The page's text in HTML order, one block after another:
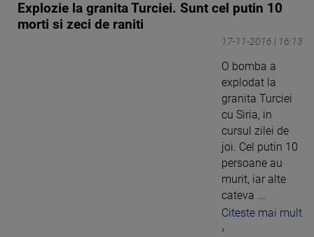
Explozie la granita Turciei. Sunt cel putin 10
morti si zeci de raniti
17-11-2016 | 16:13
O bomba a
explodat la
granita Turciei
cu Siria, in
cursul zilei de
joi. Cel putin 10
persoane au
murit, iar alte
cateva ...
Citeste mai mult
›